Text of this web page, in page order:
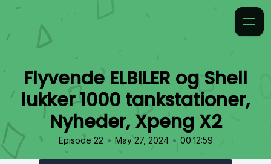
Flyvende ELBILER og Shell
lukker 1000 tankstationer,
Nyheder, Xpeng X2
Episode 22 • May 27, 2024 • 00:12:59